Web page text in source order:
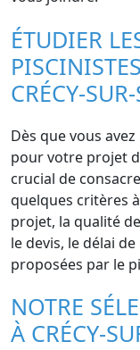
ÉTUDIER
CRÉCY-
Dès que vous
pour votre projet
crucial de
quelques critères
projet, la qualité
le devis, le délai
proposées par le
NOTRE
À CRÉCY-